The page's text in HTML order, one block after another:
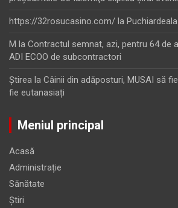
https://32rosucasino.com/ la
M la Contractul semnat, azi, pentru 64 de
ADI ECOO de subcontractori
Ştirea la Câinii din adăposturi, MUSAI să
fie eutanasiați
Meniul principal
Acasă
Administrație
Sănătate
Știri